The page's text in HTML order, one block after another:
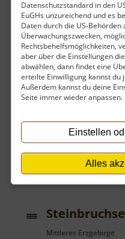
Datenschutzstandard in den
EuGHs unzureichend und es
Daten durch die US-Behörden
Überwachungszwecken,
Rechtsbehelfsmöglichkeiten,
aber über die Einstellungen
abwählen, dann findet eine
erteilte Einwilligung kannst du
Außerdem kannst du deine
Seite immer wieder anpassen.
Einstellen
Alles
Um dieses
Cookie-
Mittleres Erzgebirge